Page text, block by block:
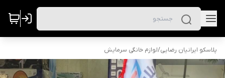
پلاسکو ایرانیان رضایی/لوازم خانگی سرمایش